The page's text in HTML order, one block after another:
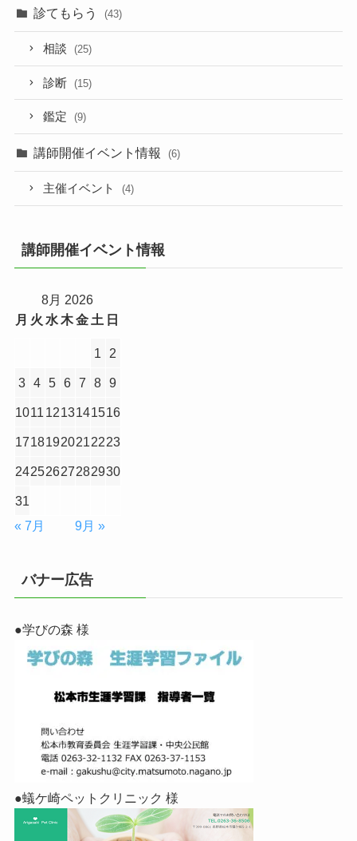
診てもらう (43)
相談 (25)
診断 (15)
鑑定 (9)
講師開催イベント情報 (6)
主催イベント (4)
講師開催イベント情報
8月 2026
月 火 水木金 土 日
1 2
3 4 5 6 7 8 9
1011 1213141516
17181920212223
24252627282930
31
« 7月
9月 »
バナー広告
●学びの森 様
●蟻ケ崎ペットクリニック 様